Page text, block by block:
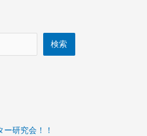
検索
ー研究会！！